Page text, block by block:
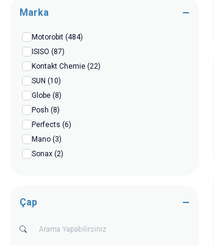
Marka
Motorobit (484)
ISISO (87)
Kontakt Chemie (22)
SUN (10)
Globe (8)
Posh (8)
Perfects (6)
Mano (3)
Sonax (2)
Çap